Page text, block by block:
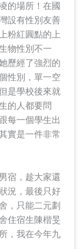
的場所！在國
設有性別友善
粉紅圓點的上
物性別不一
歷經了強烈的
性別，單一空
是學校後來就
的人都要問
每一個學生出
實是一件非常
宿，趁大家還
況，最後只好
，只能二元劃
住宿生陳楷旻
，我在今年九